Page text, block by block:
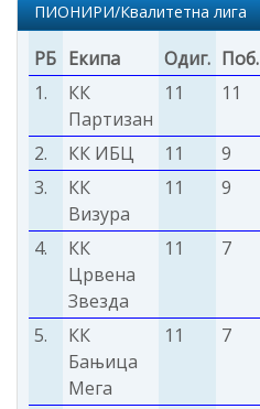
ПИОНИРИ/Квалитетна лига
РБ Екипа Одиг. Поб.
1.
КК
Партизан
11 11
2. КК ИБЦ 11 9
3.
КК
Визура
11 9
4.
КК
Црвена
Звезда
11 7
5.
КК
Бањица
Мега
11 7